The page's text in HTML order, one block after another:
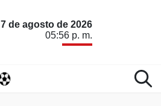
7 de agosto de 2026
05:56 p. m.